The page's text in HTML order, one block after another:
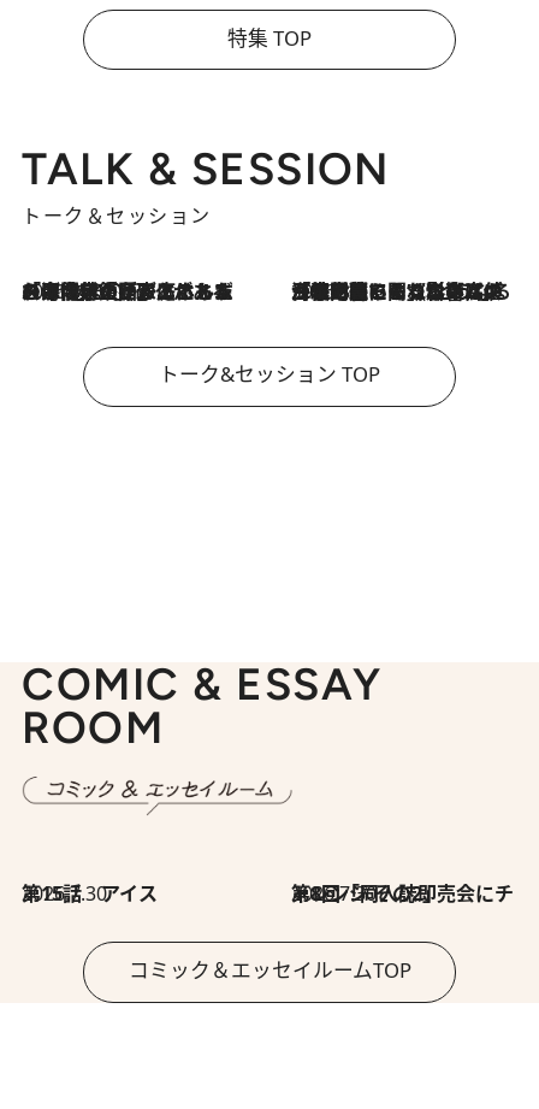
特集 TOP
TALK & SESSION
トーク＆セッション
2026.8.3
「今後値上げがあるとすれば…」「リスクがあるのは今年の冬」エネルギー専門家が語る、ホルムズ海峡封鎖が家庭にもたらす“ある心配” 2026.8.3
「住宅建てられない…」「サーチャージ料の高値が続いている」ホルムズ海峡封鎖による影響はいつまで続く？《エネルギー専門家に聞く“どうなる日本の暮らし”》
トーク&セッション TOP
COMIC & ESSAY
ROOM
2026.7.30
第15話 アイス 2026.7.30
第8回「同人誌即売会にチャレンジ その2」
コミック＆エッセイルームTOP